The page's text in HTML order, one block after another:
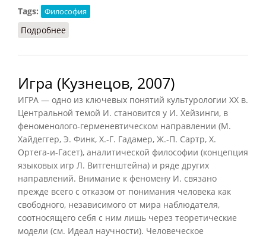
Tags:
Философия
Подробнее
Игра (Кузнецов, 2007)
ИГРА — одно из ключевых понятий культурологии XX в.
Центральной темой И. становится у И. Хейзинги, в
феноменолого-герменевтическом направлении (М.
Хайдеггер, Э. Финк, Х.-Г. Гадамер, Ж.-П. Сартр, X.
Ортега-и-Гасет), аналитической философии (концепция
языковых игр Л. Витгенштейна) и ряде других
направлений. Внимание к феномену И. связано
прежде всего с отказом от понимания человека как
свободного, независимого от мира наблюдателя,
соотносящего себя с ним лишь через теоретические
модели (см. Идеал научности). Человеческое